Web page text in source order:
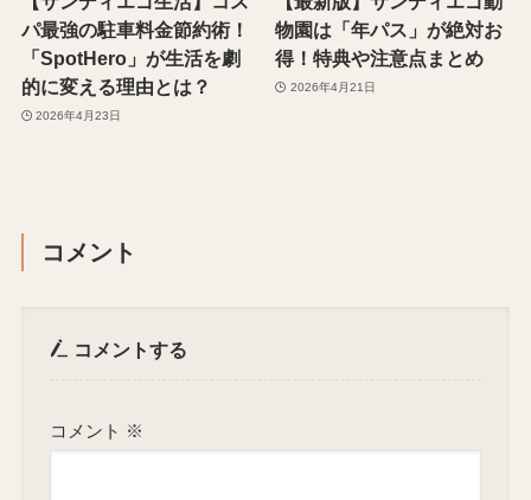
パ最強の駐車料金節約術！
「SpotHero」が生活を劇
的に変える理由とは？
2026年4月23日
物園は「年パス」が絶対お
得！特典や注意点まとめ
2026年4月21日
コメント
コメントする
コメント ※